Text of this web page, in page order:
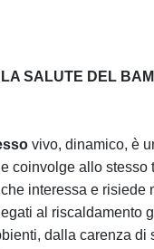
LA SALUTE DEL
vivo, dinamico, è
coinvolge allo
interessa e risiede
al
dalla carenza